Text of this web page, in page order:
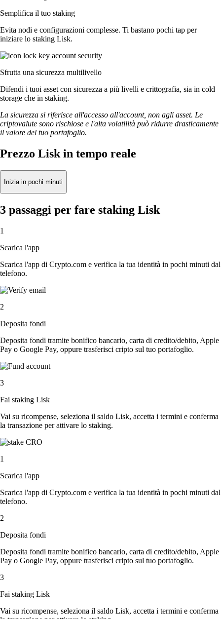
Semplifica il tuo staking
Evita nodi e configurazioni complesse. Ti bastano pochi tap per
iniziare lo staking Lisk.
Sfrutta una sicurezza multilivello
Difendi i tuoi asset con sicurezza a più livelli e crittografia, sia in cold
storage che in staking.
La sicurezza si riferisce all'accesso all'account, non agli asset. Le
criptovalute sono rischiose e l'alta volatilità può ridurre drasticamente
il valore del tuo portafoglio.
Prezzo Lisk in tempo reale
Inizia in pochi minuti
3 passaggi per fare staking Lisk
1
Scarica l'app
Scarica l'app di Crypto.com e verifica la tua identità in pochi minuti dal
telefono.
2
Deposita fondi
Deposita fondi tramite bonifico bancario, carta di credito/debito, Apple
Pay o Google Pay, oppure trasferisci cripto sul tuo portafoglio.
3
Fai staking Lisk
Vai su ricompense, seleziona il saldo Lisk, accetta i termini e conferma
la transazione per attivare lo staking.
1
Scarica l'app
Scarica l'app di Crypto.com e verifica la tua identità in pochi minuti dal
telefono.
2
Deposita fondi
Deposita fondi tramite bonifico bancario, carta di credito/debito, Apple
Pay o Google Pay, oppure trasferisci cripto sul tuo portafoglio.
3
Fai staking Lisk
Vai su ricompense, seleziona il saldo Lisk, accetta i termini e conferma